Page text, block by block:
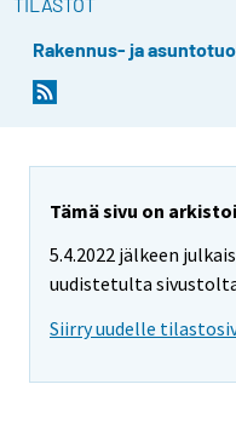
Rakennus- ja
Tämä sivu on
5.4.2022 jälkeen
uudistetulta
Siirry uudelle